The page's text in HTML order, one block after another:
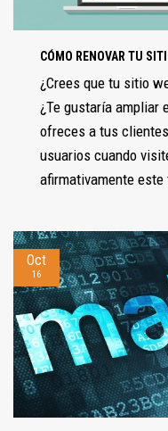
CÓMO RENOVAR TU
¿Crees que tu sitio
¿Te gustaría ampliar
ofreces a tus
usuarios cuando
afirmativamente
Oct
16